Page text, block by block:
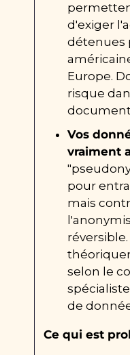
d'exiger
détenues
Europe.
risque
Vos
vraiment
pour
mais
selon le
de
Ce qui est